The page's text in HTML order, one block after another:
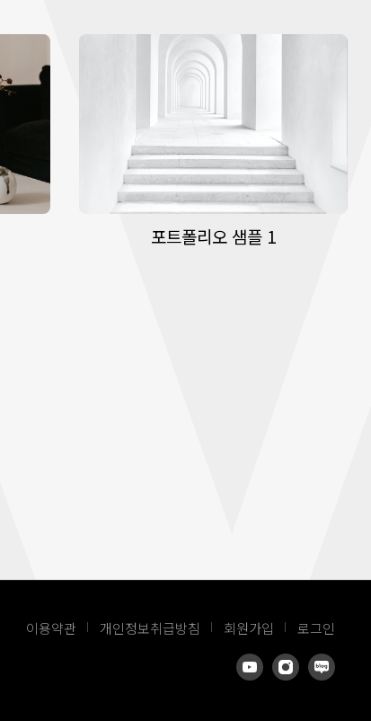
포트폴리오 샘플 1
이용약관 개인정보취급방침 회원가입 로그인